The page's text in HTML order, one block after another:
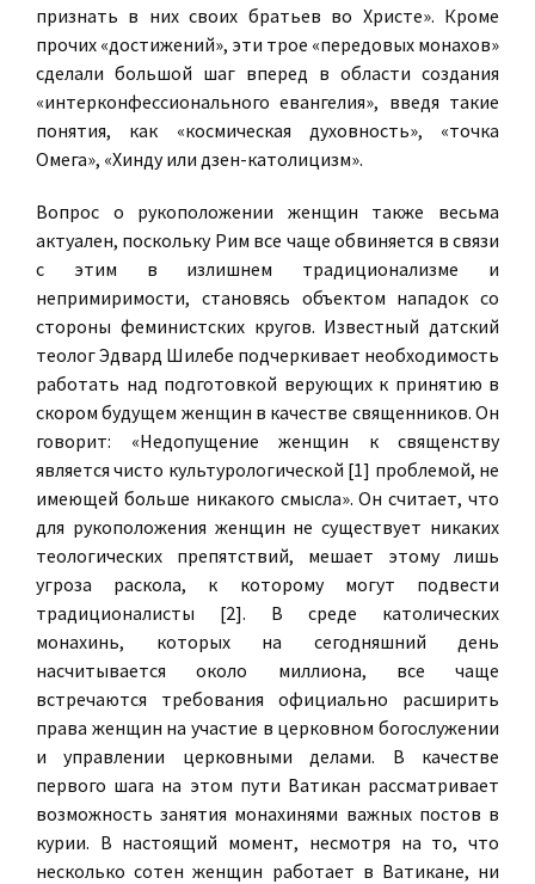
признать в них своих братьев во Христе». Кроме
прочих «достижений», эти трое «передовых монахов»
сделали большой шаг вперед в области создания
«интерконфессионального евангелия», введя такие
понятия, как «космическая духовность», «точка
Омега», «Хинду или дзен-католицизм».
Вопрос о рукоположении женщин также весьма
актуален, поскольку Рим все чаще обвиняется в связи
с этим в излишнем традиционализме и
непримиримости, становясь объектом нападок со
стороны феминистских кругов. Известный датский
теолог Эдвард Шилебе подчеркивает необходимость
работать над подготовкой верующих к принятию в
скором будущем женщин в качестве священников. Он
говорит: «Недопущение женщин к священству
является чисто культурологической [1] проблемой, не
имеющей больше никакого смысла». Он считает, что
для рукоположения женщин не существует никаких
теологических препятствий, мешает этому лишь
угроза раскола, к которому могут подвести
традиционалисты [2]. В среде католических
монахинь, которых на сегодняшний день
насчитывается около миллиона, все чаще
встречаются требования официально расширить
права женщин на участие в церковном богослужении
и управлении церковными делами. В качестве
первого шага на этом пути Ватикан рассматривает
возможность занятия монахинями важных постов в
курии. В настоящий момент, несмотря на то, что
несколько сотен женщин работает в Ватикане, ни